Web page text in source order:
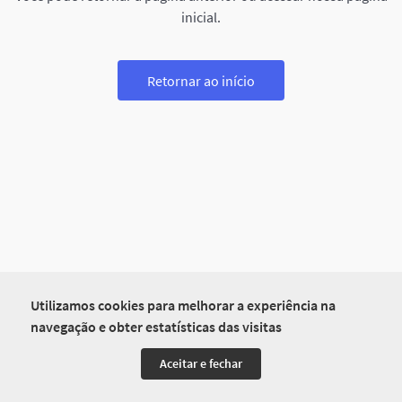
Utilizamos cookies para melhorar a experiência na
navegação e obter estatísticas das visitas
Aceitar e fechar
inicial.
Retornar ao início